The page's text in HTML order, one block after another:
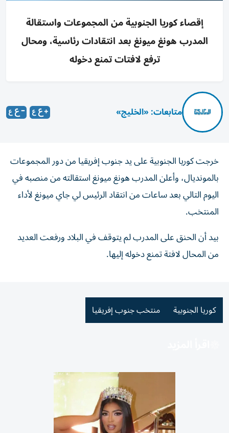
إقصاء كوريا الجنوبية من المجموعات واستقالة
المدرب هونغ ميونغ بعد انتقادات رئاسية، ومحال
ترفع لافتات تمنع دخوله
متابعات: «الخليج»
خرجت كوريا الجنوبية على يد جنوب إفريقيا من دور المجموعات
بالمونديال، وأعلن المدرب هونغ ميونغ استقالته من منصبه في
اليوم التالي بعد ساعات من انتقاد الرئيس لي جاي ميونغ لأداء
المنتخب.
بيد أن الحنق على المدرب لم يتوقف في البلاد ورفعت العديد
من المحال لافتة تمنع دخوله إليها.
كوريا الجنوبية منتخب جنوب إفريقيا